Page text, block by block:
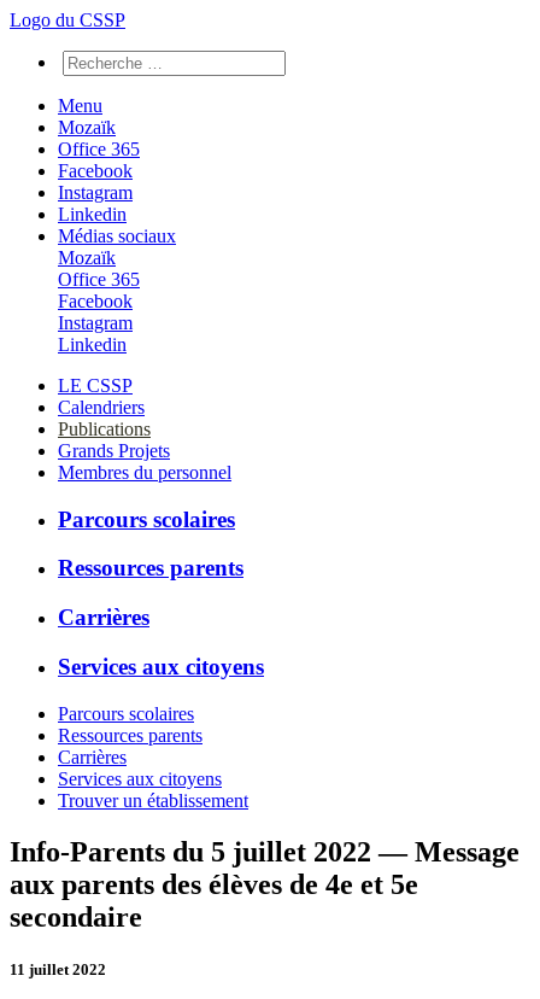
Logo du CSSP
Menu
Mozaïk
Office 365
Facebook
Instagram
Linkedin
Médias sociaux
Mozaïk
Office 365
Facebook
Instagram
Linkedin
LE CSSP
Calendriers
Publications
Grands Projets
Membres du personnel
Parcours scolaires
Ressources parents
Carrières
Services aux citoyens
Parcours scolaires
Ressources parents
Carrières
Services aux citoyens
Trouver un établissement
Info-Parents du 5 juillet 2022 — Message
aux parents des élèves de 4e et 5e
secondaire
11 juillet 2022